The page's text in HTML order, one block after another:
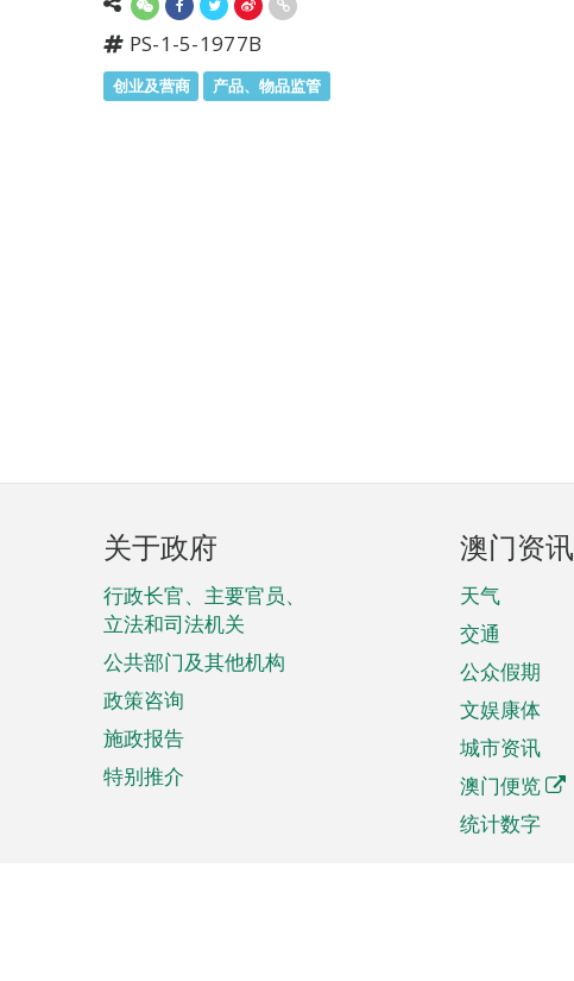
PS-1-5-1977B
创业及营商 产品、物品监管
页
脚
菜
单
关于政府
行政长官、主要官员、
立法和司法机关
公共部门及其他机构
政策咨询
施政报告
特别推介
澳门资讯
天气
交通
公众假期
文娱康体
城市资讯
澳门便览
统计数字